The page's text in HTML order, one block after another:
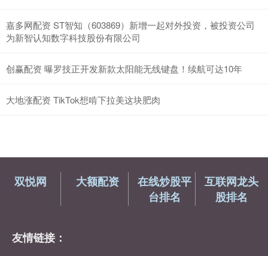
嘉多网配资 ST智知（603869）新增一起对外投资，被投资公司
为新智认知数字科技股份有限公司
创赢配资 曝罗技正开发新款太阳能无线键盘！续航可达10年
大地涨配资 TikTok想啃下拉美这块肥肉
双悦网 大额配资
在线炒股平
台排名
互联网龙头
股排名
友情链接：